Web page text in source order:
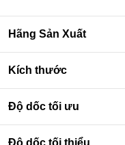
Hãng Sản Xuất
Kích thước
Độ dốc tối ưu
Độ dốc tối thiểu